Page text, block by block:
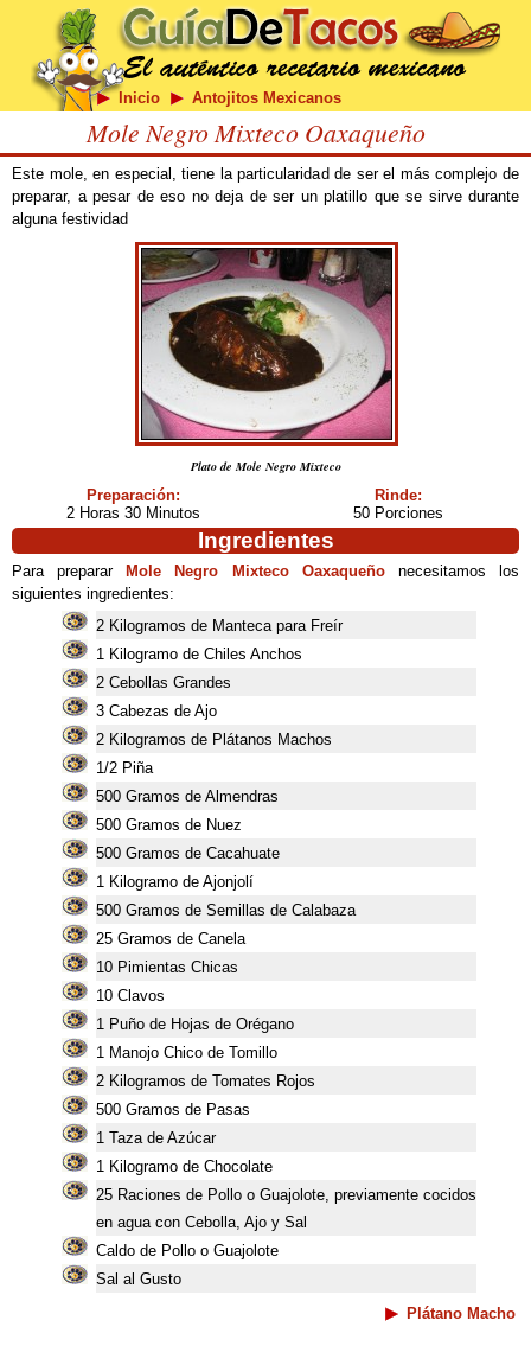
Inicio Antojitos Mexicanos
Mole Negro Mixteco Oaxaqueño
Este mole, en especial, tiene la particularidad de ser el más complejo de
preparar, a pesar de eso no deja de ser un platillo que se sirve durante
alguna festividad
Plato de Mole Negro Mixteco
Preparación:
2 Horas 30 Minutos
Rinde:
50 Porciones
Ingredientes
Para preparar Mole Negro Mixteco Oaxaqueñonecesitamos los
siguientes ingredientes:
2 Kilogramos de Manteca para Freír
1 Kilogramo de Chiles Anchos
2 Cebollas Grandes
3 Cabezas de Ajo
2 Kilogramos de Plátanos Machos
1/2 Piña
500 Gramos de Almendras
500 Gramos de Nuez
500 Gramos de Cacahuate
1 Kilogramo de Ajonjolí
500 Gramos de Semillas de Calabaza
25 Gramos de Canela
10 Pimientas Chicas
10 Clavos
1 Puño de Hojas de Orégano
1 Manojo Chico de Tomillo
2 Kilogramos de Tomates Rojos
500 Gramos de Pasas
1 Taza de Azúcar
1 Kilogramo de Chocolate
25 Raciones de Pollo o Guajolote, previamente cocidos
en agua con Cebolla, Ajo y Sal
Caldo de Pollo o Guajolote
Sal al Gusto
Plátano Macho